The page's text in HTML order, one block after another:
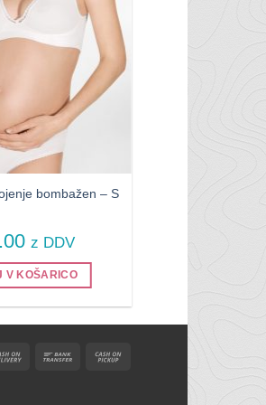
bombažen – S
z DDV
V KOŠARICO